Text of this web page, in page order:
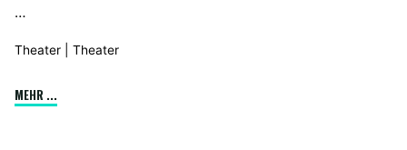
…
Theater Theater
MEHR ...